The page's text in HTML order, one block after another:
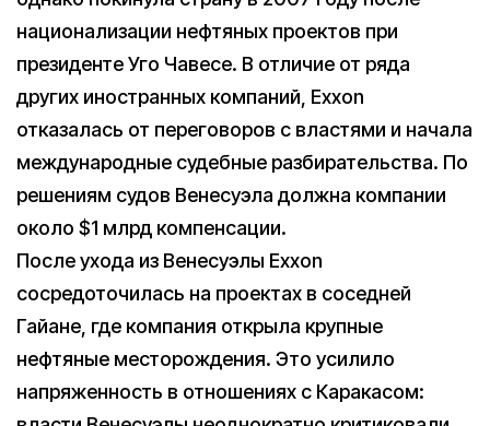
национализации нефтяных проектов при
президенте Уго Чавесе. В отличие от ряда
других иностранных компаний, Exxon
отказалась от переговоров с властями и начала
международные судебные разбирательства. По
решениям судов Венесуэла должна компании
около $1 млрд компенсации.
После ухода из Венесуэлы Exxon
сосредоточилась на проектах в соседней
Гайане, где компания открыла крупные
нефтяные месторождения. Это усилило
напряженность в отношениях с Каракасом: